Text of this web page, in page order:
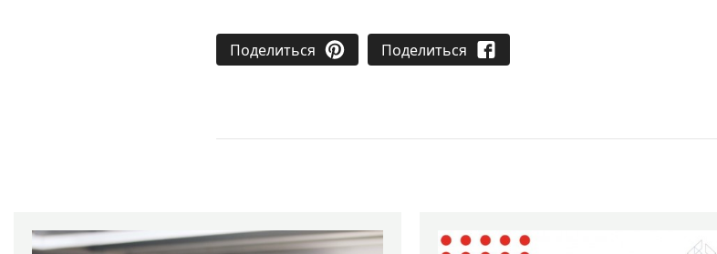
Поделиться Поделиться